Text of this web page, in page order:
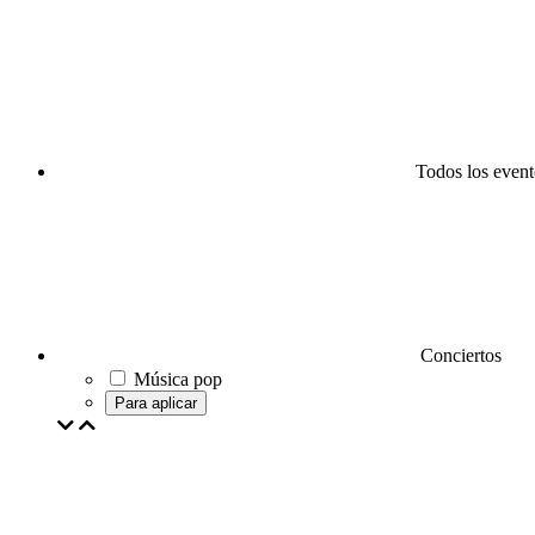
Todos los
Conciertos
Música pop
Para aplicar